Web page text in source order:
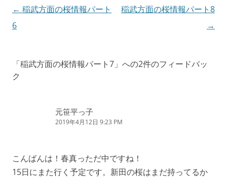
投
稿
ビ
ゲ
← 稲武方面の桜情報パート
6
稲武方面の桜情報パート8
→
「稲武方面の桜情報パート7 」への2件のフィードバッ
ク
元笹平っ子
2019年4月12日 9:23 PM
こんばんは！春真っただ中ですね！
15日にまた行く予定です。新田の桜はまだ持ってるか